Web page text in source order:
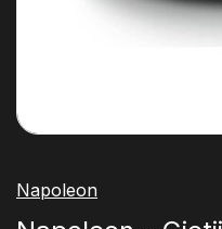
Napoleon